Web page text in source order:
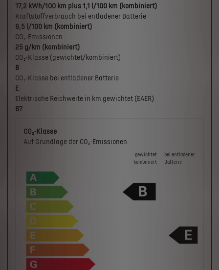
17,2 kWh/100 km plus 1,1 l/100 km (kombiniert)
Kraftstoffverbrauch bei entladener Batterie
6,5 l/100 km (kombiniert)
CO₂-Emissionen
25 g/km (kombiniert)
CO₂-Klasse (gewichtet/kombiniert)
B
CO₂-Klasse bei entladener Batterie
E
Elektrische Reichweite in km gewichtet (EAER)
67
CO₂-Klasse
Auf Grundlage der CO₂-Emissionen
gewichtet
kombiniert
bei ent­la­de­ner
Batterie